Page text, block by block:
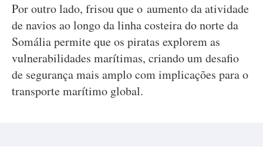
Por outro lado, frisou que o aumento da atividade
de navios ao longo da linha costeira do norte da
Somália permite que os piratas explorem as
vulnerabilidades marítimas, criando um desafio
de segurança mais amplo com implicações para o
transporte marítimo global.